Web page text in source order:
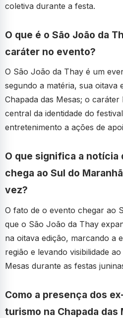
coletiva durante a festa.
O que é o São João da
caráter no evento?
O São João da Thay é um
segundo a matéria, sua oitava
Chapada das Mesas; o
central da identidade do
entretenimento a ações de
O que significa a notícia
chega ao Sul do
vez?
O fato de o evento chegar ao
que o São João da Thay
na oitava edição, marcando a
região e levando visibilidade
Mesas durante as festas
Como a presença dos
turismo na Chapada das